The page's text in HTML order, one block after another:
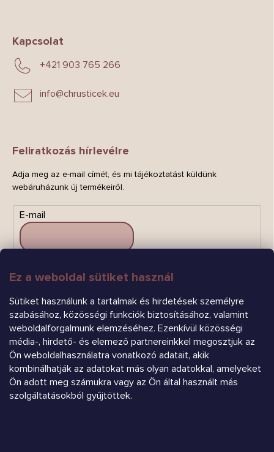
Ez a weboldal sütiket használ
Sütiket használunk a tartalmak és hirdetések személyre
szabásához, közösségi funkciók biztosításához, valamint
weboldalforgalmunk elemzéséhez. Ezenkívül közösségi
média-, hirdető- és elemező partnereinkkel megosztjuk az
Ön weboldalhasználatra vonatkozó adatait, akik
kombinálhatják az adatokat más olyan adatokkal, amelyeket
Ön adott meg számukra vagy az Ön által használt más
szolgáltatásokból gyűjtöttek.
Kapcsolat
info@chrusticek.eu
+421 903 765 266
Feliratkozás hírlevélre
Adja meg az e-mail címét, és mi tájékoztatást küldünk
webáruházunk új termékeiről.
E-mail
FELIRATKOZÁS
Árukereső.hu